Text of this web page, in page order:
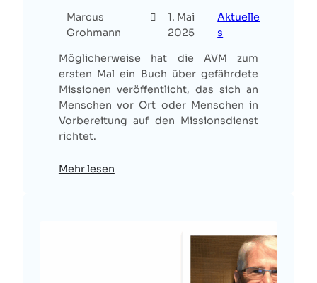
Marcus
Grohmann
1. Mai
2025
Aktuelle
s
Möglicherweise hat die AVM zum
ersten Mal ein Buch über gefährdete
Missionen veröffentlicht, das sich an
Menschen vor Ort oder Menschen in
Vorbereitung auf den Missionsdienst
richtet.
Mehr lesen